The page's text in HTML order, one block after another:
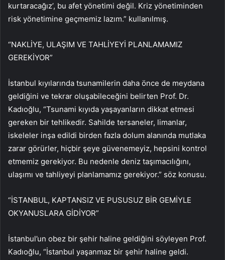
kurtaracağız’, bu afet yönetimi değil. Kriz yönetiminden
risk yönetimine geçmemiz lazım.” kullanılmış.
“NAKLİYE, ULAŞIM VE TAHLİYEYİ PLANLAMAMIZ
GEREKİYOR”
İstanbul kıyılarında tsunamilerin daha önce de meydana
geldiğini ve tekrar oluşabileceğini belirten Prof. Dr.
Kadıoğlu, “Tsunami kıyıda yaşayanların dikkat etmesi
gereken bir tehlikedir. Sahilde tersaneler, limanlar,
iskeleler inşa edildi birden fazla dolum alanında mutlaka
zarar görürler, hiçbir şeye güvenemeyiz, hepsini kontrol
etmemiz gerekiyor. Bu nedenle deniz taşımacılığını,
ulaşımı ve tahliyeyi planlamamız gerekiyor.” söz konusu.
“İSTANBUL, KAPTANSIZ VE PUSUSUZ BİR GEMİYLE
OKYANUSLARA GİDİYOR”
İstanbul’un obez bir şehir haline geldiğini söyleyen Prof.
Kadıoğlu, “İstanbul yaşanmaz bir şehir haline geldi.